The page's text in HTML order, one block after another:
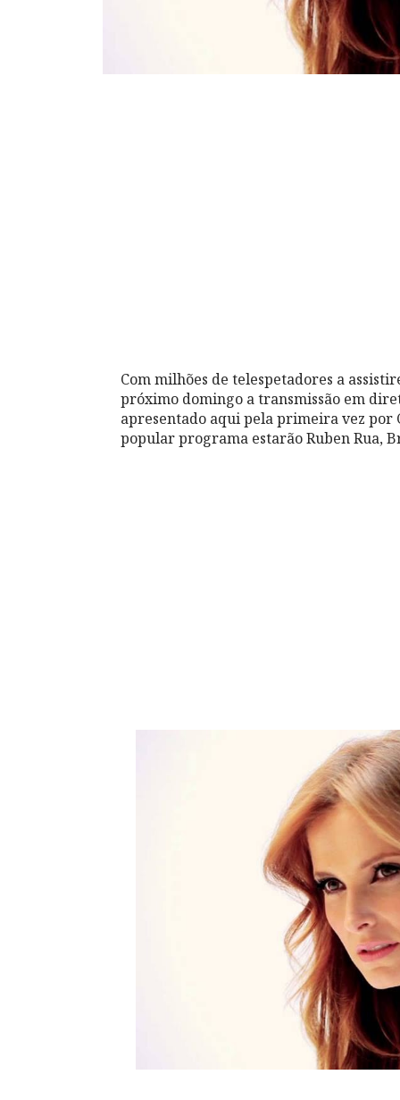
Com milhões de telespetadores a
próximo domingo a transmissão em
apresentado aqui pela primeira vez por
popular programa estarão Ruben Rua,